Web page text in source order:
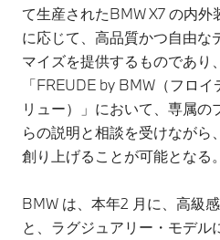
て生産されたBMW X7 の内
に応じて、高品質かつ自由な
マイズを提供するものであり
「FREUDE by BMW（フロ
リュー）」において、専属
らの説明と相談を受けながら
創り上げることが可能となる。
BMW は、本年2 月に、高級
と、ラグジュアリー・モデル